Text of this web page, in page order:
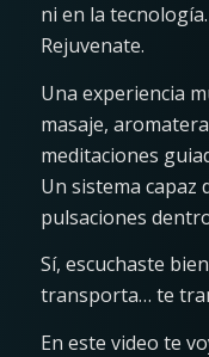
ni en la
Rejuvenate.
Una experiencia
masaje,
meditaciones
Un sistema capaz
pulsaciones
Sí, escuchaste
transporta… te
En este video te